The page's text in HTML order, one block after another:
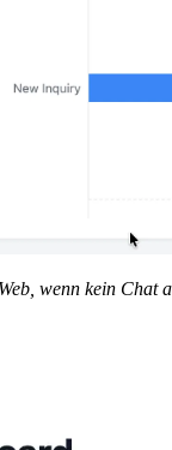
wenn kein Chat